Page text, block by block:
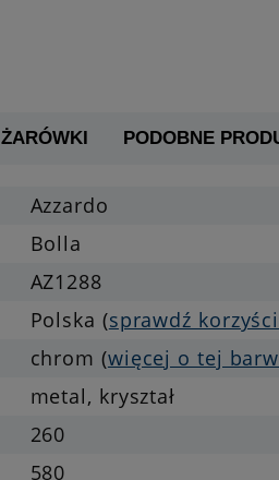
ŻARÓWKI PODOBNE
Azzardo
Bolla
AZ1288
Polska (sprawdź korzyści
chrom (więcej o tej
metal, kryształ
260
580